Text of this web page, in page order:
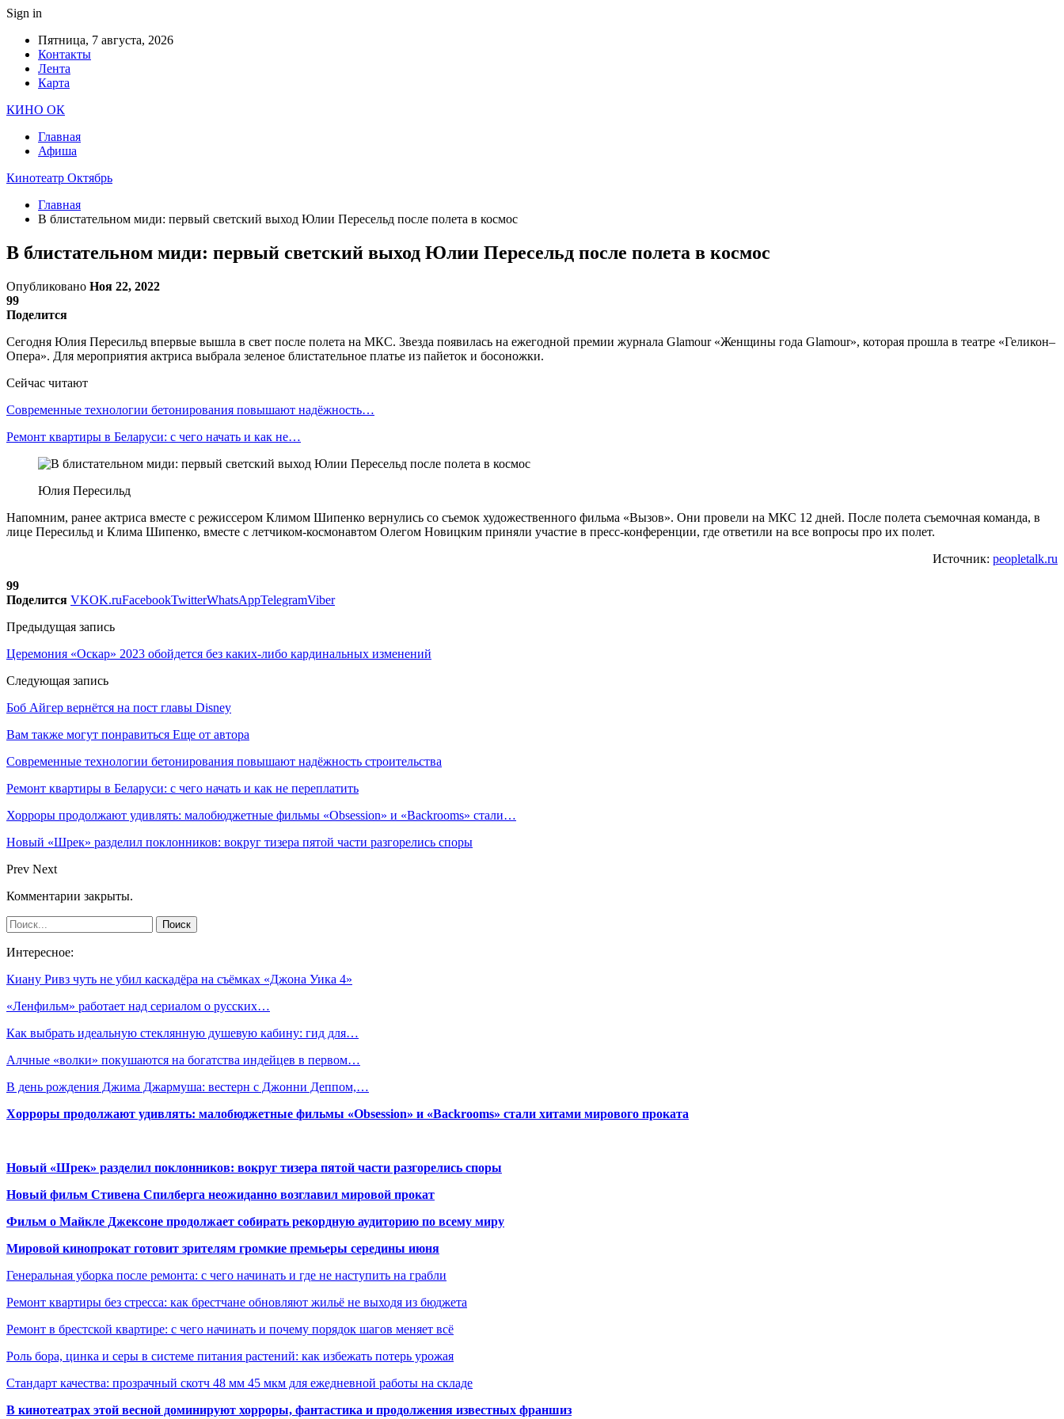
Sign in
Пятница, 7 августа, 2026
Контакты
Лента
Карта
КИНО ОК
Главная
Афиша
Кинотеатр Октябрь
Главная
В блистательном миди: первый светский выход Юлии Пересельд после полета в космос
В блистательном миди: первый светский выход Юлии Пересельд после полета в космос
Опубликовано Ноя 22, 2022
99
Поделится
Сегодня Юлия Пересильд впервые вышла в свет после полета на МКС. Звезда появилась на ежегодной премии журнала Glamour «Женщины года Glamour», которая прошла в театре «Геликон–
Опера». Для мероприятия актриса выбрала зеленое блистательное платье из пайеток и босоножки.
Сейчас читают
Современные технологии бетонирования повышают надёжность…
Ремонт квартиры в Беларуси: с чего начать и как не…
Юлия Пересильд
Напомним, ранее актриса вместе с режиссером Климом Шипенко вернулись со съемок художественного фильма «Вызов». Они провели на МКС 12 дней. После полета съемочная команда, в
лице Пересильд и Клима Шипенко, вместе с летчиком-космонавтом Олегом Новицким приняли участие в пресс-конференции, где ответили на все вопросы про их полет.
Источник: peopletalk.ru
99
Поделится VKOK.ruFacebookTwitterWhatsAppTelegramViber
Предыдущая запись
Церемония «Оскар» 2023 обойдется без каких-либо кардинальных изменений
Следующая запись
Боб Айгер вернётся на пост главы Disney
Вам также могут понравиться Еще от автора
Современные технологии бетонирования повышают надёжность строительства
Ремонт квартиры в Беларуси: с чего начать и как не переплатить
Хорроры продолжают удивлять: малобюджетные фильмы «Obsession» и «Backrooms» стали…
Новый «Шрек» разделил поклонников: вокруг тизера пятой части разгорелись споры
Prev Next
Комментарии закрыты.
Интересное:
Киану Ривз чуть не убил каскадёра на съёмках «Джона Уика 4»
«Ленфильм» работает над сериалом о русских…
Как выбрать идеальную стеклянную душевую кабину: гид для…
Алчные «волки» покушаются на богатства индейцев в первом…
В день рождения Джима Джармуша: вестерн с Джонни Деппом,…
Хорроры продолжают удивлять: малобюджетные фильмы «Obsession» и «Backrooms» стали хитами мирового проката
Новый «Шрек» разделил поклонников: вокруг тизера пятой части разгорелись споры
Новый фильм Стивена Спилберга неожиданно возглавил мировой прокат
Фильм о Майкле Джексоне продолжает собирать рекордную аудиторию по всему миру
Мировой кинопрокат готовит зрителям громкие премьеры середины июня
Генеральная уборка после ремонта: с чего начинать и где не наступить на грабли
Ремонт квартиры без стресса: как брестчане обновляют жильё не выходя из бюджета
Ремонт в брестской квартире: с чего начинать и почему порядок шагов меняет всё
Роль бора, цинка и серы в системе питания растений: как избежать потерь урожая
Стандарт качества: прозрачный скотч 48 мм 45 мкм для ежедневной работы на складе
В кинотеатрах этой весной доминируют хорроры, фантастика и продолжения известных франшиз